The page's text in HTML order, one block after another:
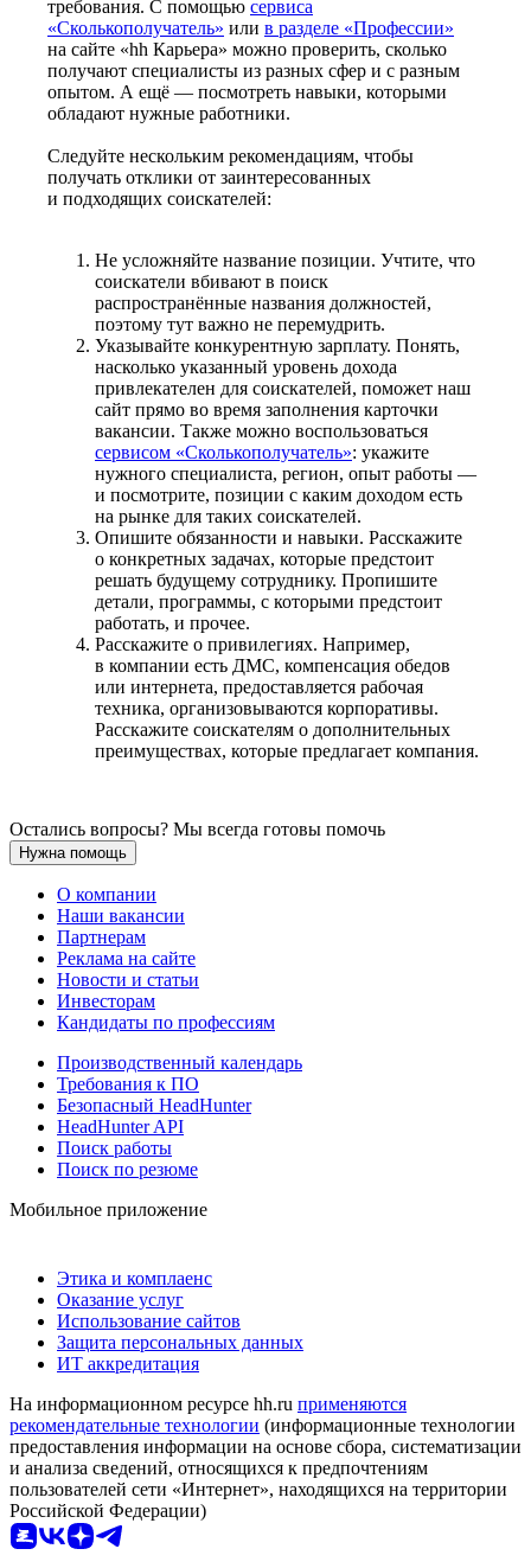
требования. С помощью сервиса
«Сколькополучатель» или в разделе «Профессии»
на сайте «hh Карьера» можно проверить, сколько
получают специалисты из разных сфер и с разным
опытом. А ещё — посмотреть навыки, которыми
обладают нужные работники.
Следуйте нескольким рекомендациям, чтобы
получать отклики от заинтересованных
и подходящих соискателей:
Не усложняйте название позиции. Учтите, что
соискатели вбивают в поиск
распространённые названия должностей,
поэтому тут важно не перемудрить.
Указывайте конкурентную зарплату. Понять,
насколько указанный уровень дохода
привлекателен для соискателей, поможет наш
сайт прямо во время заполнения карточки
вакансии. Также можно воспользоваться
сервисом «Сколькополучатель»: укажите
нужного специалиста, регион, опыт работы —
и посмотрите, позиции с каким доходом есть
на рынке для таких соискателей.
Опишите обязанности и навыки. Расскажите
о конкретных задачах, которые предстоит
решать будущему сотруднику. Пропишите
детали, программы, с которыми предстоит
работать, и прочее.
Расскажите о привилегиях. Например,
в компании есть ДМС, компенсация обедов
или интернета, предоставляется рабочая
техника, организовываются корпоративы.
Расскажите соискателям о дополнительных
преимуществах, которые предлагает компания.
Остались вопросы? Мы всегда готовы помочь
Нужна помощь
О компании
Наши вакансии
Партнерам
Реклама на сайте
Новости и статьи
Инвесторам
Кандидаты по профессиям
Производственный календарь
Требования к ПО
Безопасный HeadHunter
HeadHunter API
Поиск работы
Поиск по резюме
Мобильное приложение
Этика и комплаенс
Оказание услуг
Использование сайтов
Защита персональных данных
ИТ аккредитация
На информационном ресурсе hh.ru применяются
рекомендательные технологии (информационные технологии
предоставления информации на основе сбора, систематизации
и анализа сведений, относящихся к предпочтениям
пользователей сети «Интернет», находящихся на территории
Российской Федерации)